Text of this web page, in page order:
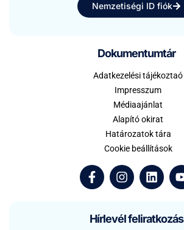
Nemzetiségi ID fiók
Dokumentumtár
Adatkezelési tájékoztaó
Impresszum
Médiaajánlat
Alapító okirat
Határozatok tára
Cookie beállítások
Hírlevél feliratkozás